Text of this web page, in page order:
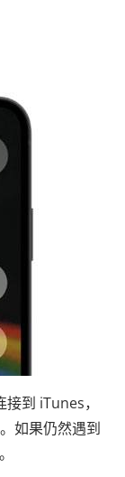
到 iTunes，
如果仍然遇到